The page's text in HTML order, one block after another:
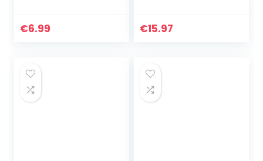
kunststof studs
€6.99
hypoallergene
€15.97